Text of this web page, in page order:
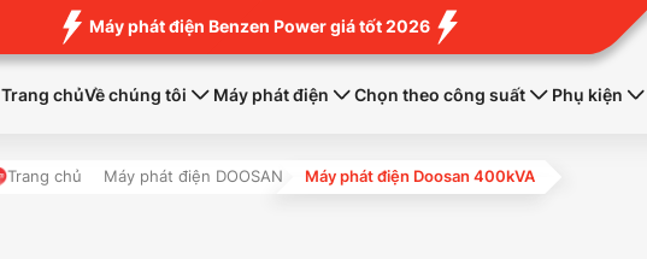
Máy phát điện Benzen Power giá tốt 2026
Trang chủVề chúng tôi Máy phát điện Chọn theo công suất Phụ kiện
Trang chủ Máy phát điện DOOSAN Máy phát điện Doosan 400kVA